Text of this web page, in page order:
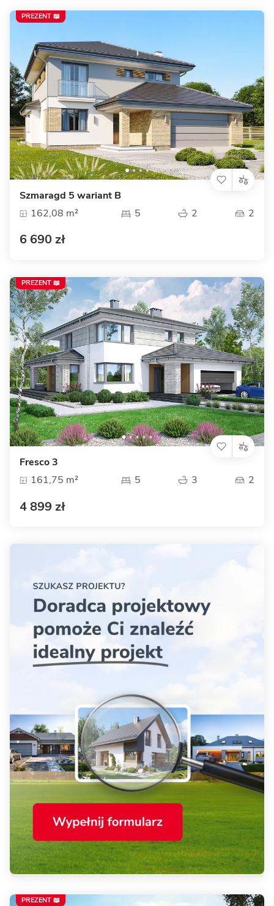
Szmaragd 5 wariant B
162,08 m²
5 2 2
6 690 zł
PREZENT 📖
Fresco 3
161,75 m²
5 3 2
4 899 zł
PREZENT 📖
PREZENT 📖